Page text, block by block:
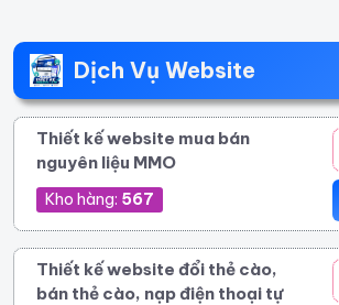
Dịch Vụ Website
Thiết kế website mua bán
nguyên liệu MMO
Kho hàng: 567
Thiết kế website đổi thẻ cào,
bán thẻ cào, nạp điện thoại tự